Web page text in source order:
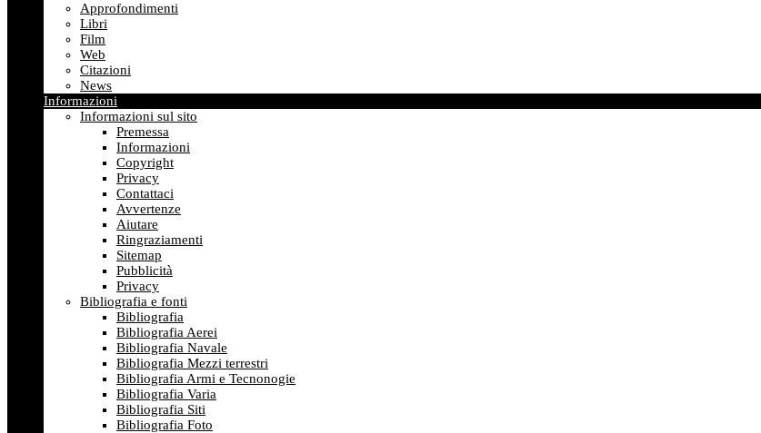
Approfondimenti
Libri
Film
Web
Citazioni
News
Informazioni
Informazioni sul sito
Premessa
Informazioni
Copyright
Privacy
Contattaci
Avvertenze
Aiutare
Ringraziamenti
Sitemap
Pubblicità
Privacy
Bibliografia e fonti
Bibliografia
Bibliografia Aerei
Bibliografia Navale
Bibliografia Mezzi terrestri
Bibliografia Armi e Tecnonogie
Bibliografia Varia
Bibliografia Siti
Bibliografia Foto